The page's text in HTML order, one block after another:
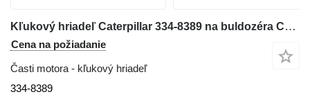
Kľukový hriadeľ Caterpillar 334-8389 na buldozéra Caterpillar D8T
Cena na požiadanie
Časti motora - kľukový hriadeľ
334-8389